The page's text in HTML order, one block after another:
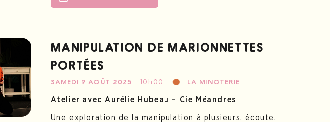
MANIPULATION DE MARIONNETTES
PORTÉES
SAMEDI 9 AOÛT 2025 10h00 LA MINOTERIE
Atelier avec Aurélie Hubeau – Cie Méandres
Une exploration de la manipulation à plusieurs, écoute,